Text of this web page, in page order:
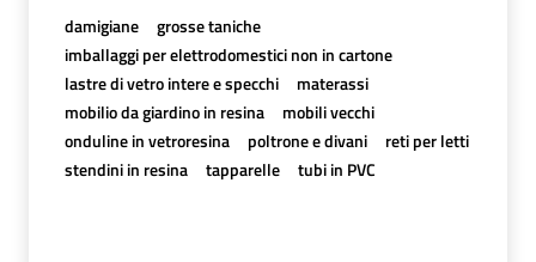
damigiane
grosse taniche
imballaggi per elettrodomestici non in cartone
lastre di vetro intere e specchi
materassi
mobilio da giardino in resina
mobili vecchi
onduline in vetroresina
poltrone e divani
reti per letti
stendini in resina
tapparelle tubi in PVC